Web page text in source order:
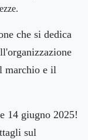
che si dedica
marchio e il
14 giugno 2025!
sul